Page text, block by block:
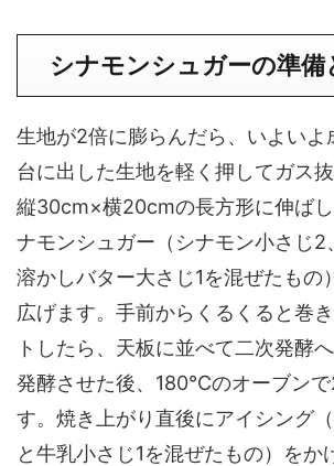
シナモンシュガーの準備
生地が2倍に膨らんだら、いよいよ
台に出した生地を軽く押してガス
縦30cm×横20cmの長方形に伸ば
ナモンシュガー（シナモン小さじ2
溶かしバター大さじ1を混ぜたもの
広げます。手前からくるくると巻
トしたら、天板に並べて二次発
発酵させた後、180℃のオーブン
す。焼き上がり直後にアイシング
と牛乳小さじ1を混ぜたもの）をか